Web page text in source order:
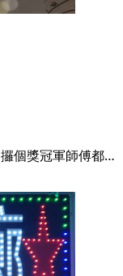
喺牛頭角享負盛名！（個個都係大師傅。攞個獎冠軍師傅都有！） 就算要排隊客人都願意等！ 鋪頭雖小但係師傅技術非常到位！ 大家有時間不妨一試，歡迎光臨！